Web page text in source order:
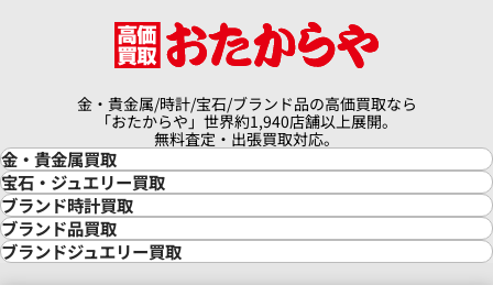
金・貴金属/時計/宝石/ブランド品の高価買取なら
「おたからや」世界約1,940店舗以上展開。
無料査定・出張買取対応。
金・貴金属買取
金買取
金の相場価格情報
金の参考買取価格一覧
インゴット買取
インゴットの相場価格情報
24金買取
宝石・ジュエリー買取
宝石・ジュエリー買取
ダイヤモンド買取
ダイヤモンド・宝石の参考価格一覧
リング・結婚指輪買取
エメラルド買取
ブランド時計買取
時計買取
ロレックス買取
ロレックス デイトナ買取
ロレックス サブマリーナー買取
ブランド品買取
ブランド買取
ブランドジュエリー買取